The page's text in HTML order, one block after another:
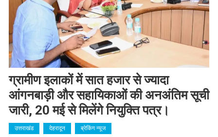
ग्रामीण इलाकों में सात हजार से ज्यादा
आंगनबाड़ी और सहायिकाओं की अनअंतिम सूची
जारी, 20 मई से मिलेंगे नियुक्ति पत्र।
उत्तराखंड देहरादून ब्रेकिंग न्यूज